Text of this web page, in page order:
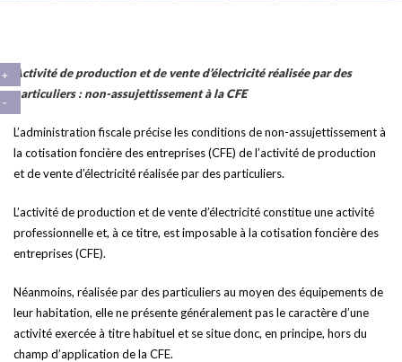
Activité de production et de vente d’électricité réalisée par des
particuliers : non-assujettissement à la CFE
L’administration fiscale précise les conditions de non-assujettissement à
la cotisation foncière des entreprises (CFE) de l’activité de production
et de vente d’électricité réalisée par des particuliers.
L’activité de production et de vente d’électricité constitue une activité
professionnelle et, à ce titre, est imposable à la cotisation foncière des
entreprises (CFE).
Néanmoins, réalisée par des particuliers au moyen des équipements de
leur habitation, elle ne présente généralement pas le caractère d’une
activité exercée à titre habituel et se situe donc, en principe, hors du
champ d’application de la CFE.